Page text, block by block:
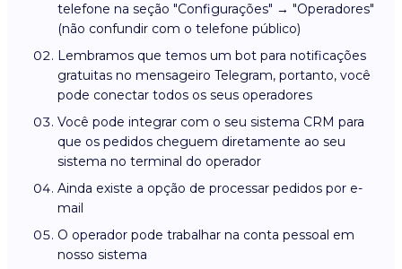
telefone na seção "Configurações" → "Operadores"
(não confundir com o telefone público)
Lembramos que temos um bot para notificações
gratuitas no mensageiro Telegram, portanto, você
pode conectar todos os seus operadores
Você pode integrar com o seu sistema CRM para
que os pedidos cheguem diretamente ao seu
sistema no terminal do operador
Ainda existe a opção de processar pedidos por e-
mail
O operador pode trabalhar na conta pessoal em
nosso sistema